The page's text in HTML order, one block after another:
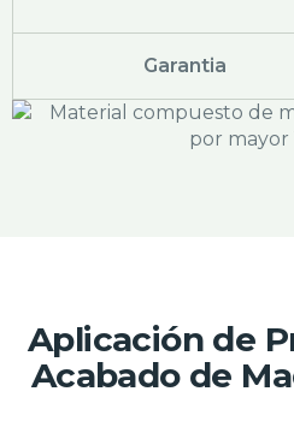
Garantia
Aplicación de
Acabado de